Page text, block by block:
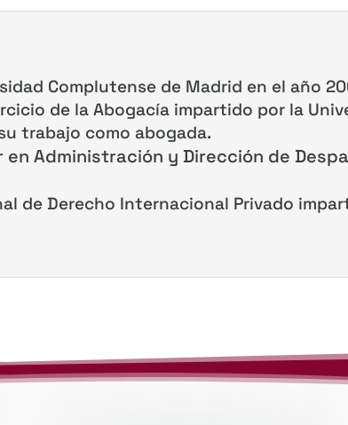
Complutense de Madrid en el año
de la Abogacía impartido por la
trabajo como abogada.
en Administración y Dirección de
de Derecho Internacional Privado